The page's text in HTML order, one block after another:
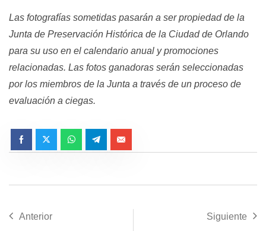
Las fotografías sometidas pasarán a ser propiedad de la
Junta de Preservación Histórica de la Ciudad de Orlando
para su uso en el calendario anual y promociones
relacionadas. Las fotos ganadoras serán seleccionadas
por los miembros de la Junta a través de un proceso de
evaluación a ciegas.
Anterior Siguiente